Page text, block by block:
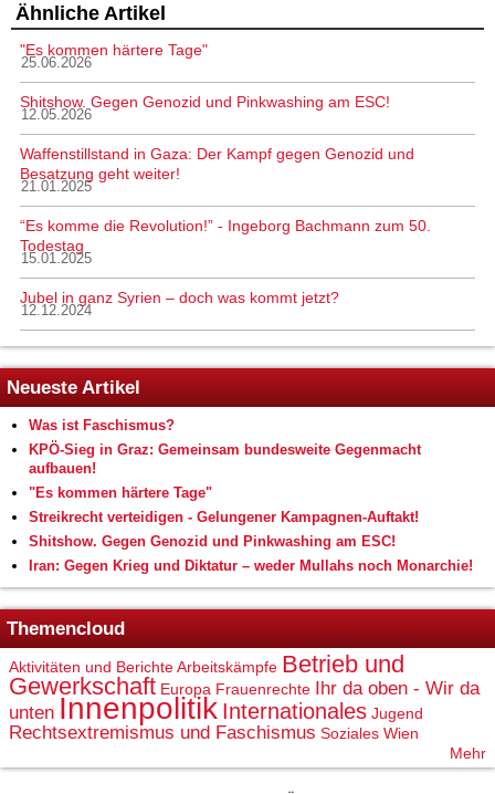
Ähnliche Artikel
"Es kommen härtere Tage"
25.06.2026
Shitshow. Gegen Genozid und Pinkwashing am ESC!
12.05.2026
Waffenstillstand in Gaza: Der Kampf gegen Genozid und
Besatzung geht weiter!
21.01.2025
“Es komme die Revolution!” - Ingeborg Bachmann zum 50.
Todestag
15.01.2025
Jubel in ganz Syrien – doch was kommt jetzt?
12.12.2024
Neueste Artikel
Was ist Faschismus?
KPÖ-Sieg in Graz: Gemeinsam bundesweite Gegenmacht
aufbauen!
"Es kommen härtere Tage"
Streikrecht verteidigen - Gelungener Kampagnen-Auftakt!
Shitshow. Gegen Genozid und Pinkwashing am ESC!
Iran: Gegen Krieg und Diktatur – weder Mullahs noch Monarchie!
Themencloud
Aktivitäten und BerichteArbeitskämpfe Betrieb und
Gewerkschaft Europa Frauenrechte Ihr da oben - Wir da
unten Innenpolitik Internationales Jugend
Rechtsextremismus und Faschismus Soziales Wien
Mehr